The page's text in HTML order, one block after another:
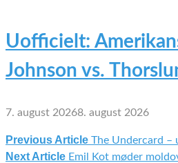
Uofficielt:
Johnson vs.
7. august 20268. august 2026
Previous Article The Undercard –
Next Article Emil Kot møder